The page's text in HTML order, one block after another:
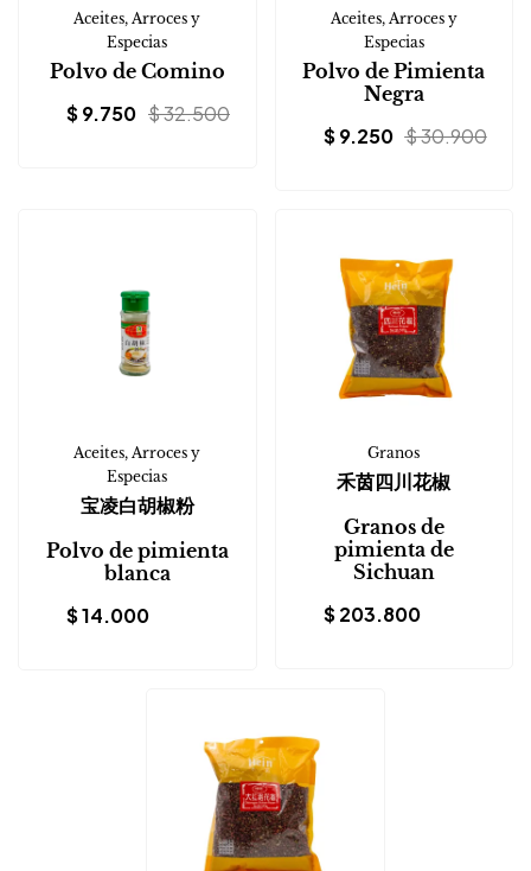
Aceites, Arroces y
Especias
Polvo de Comino
$32.500
$9.750
Aceites, Arroces y
Especias
Polvo de Pimienta
Negra
$30.900
$9.250
Aceites, Arroces y
Especias
宝凌白胡椒粉
Polvo de pimienta
blanca
$14.000
Granos
禾茵四川花椒
Granos de
pimienta de
Sichuan
$203.800